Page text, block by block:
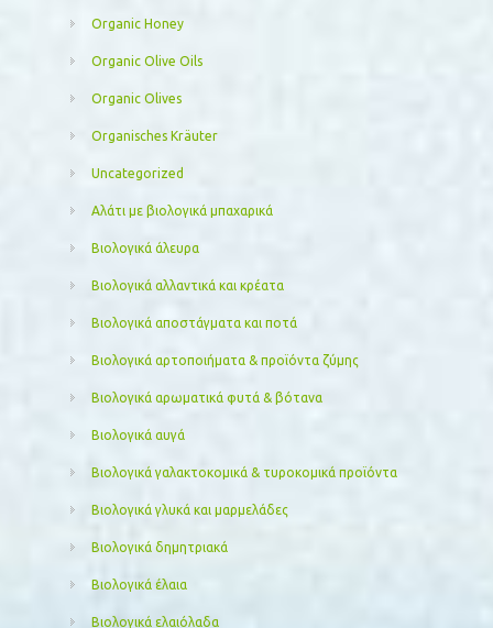
Organic Honey
Organic Olive Oils
Organic Olives
Organisches Kräuter
Uncategorized
Αλάτι με βιολογικά μπαχαρικά
Βιολογικά άλευρα
Βιολογικά αλλαντικά και κρέατα
Βιολογικά αποστάγματα και ποτά
Βιολογικά αρτοποιήματα & προϊόντα ζύμης
Βιολογικά αρωματικά φυτά & βότανα
Βιολογικά αυγά
Βιολογικά γαλακτοκομικά & τυροκομικά προϊόντα
Βιολογικά γλυκά και μαρμελάδες
Βιολογικά δημητριακά
Βιολογικά έλαια
Βιολογικά ελαιόλαδα